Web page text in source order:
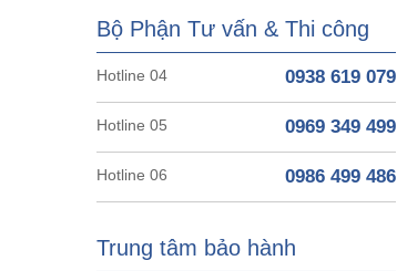
Bộ Phận Tư vấn & Thi công
Hotline 04 0938 619 079
Hotline 05 0969 349 499
Hotline 06 0986 499 486
Trung tâm bảo hành